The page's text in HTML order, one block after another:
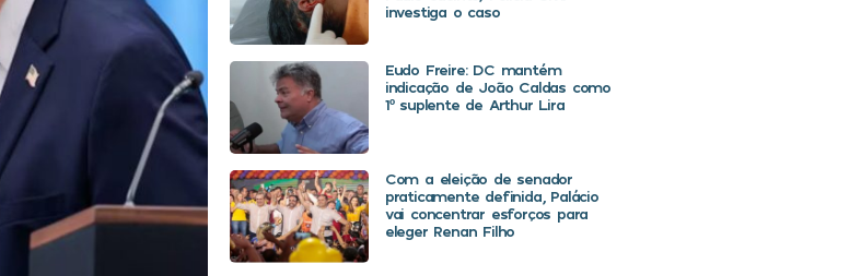
investiga o caso
Eudo Freire: DC mantém
indicação de João Caldas como
1º suplente de Arthur Lira
Com a eleição de senador
praticamente definida, Palácio
vai concentrar esforços para
eleger Renan Filho